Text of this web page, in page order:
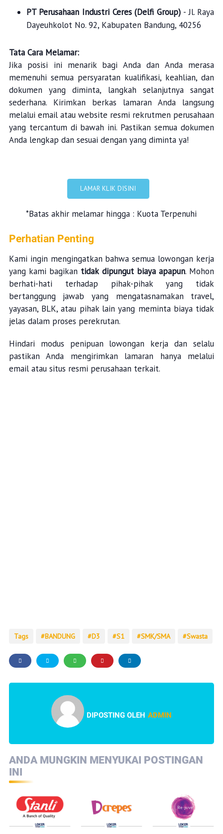
PT Perusahaan Industri Ceres (Delfi Group) - Jl. Raya
Dayeuhkolot No. 92, Kabupaten Bandung, 40256
Tata Cara Melamar:
Jika posisi ini menarik bagi Anda dan Anda merasa
memenuhi semua persyaratan kualifikasi, keahlian, dan
dokumen yang diminta, langkah selanjutnya sangat
sederhana. Kirimkan berkas lamaran Anda langsung
melalui email atau website resmi rekrutmen perusahaan
yang tercantum di bawah ini. Pastikan semua dokumen
Anda lengkap dan sesuai dengan yang diminta ya!
LAMAR KLIK DISINI
*Batas akhir melamar hingga : Kuota Terpenuhi
Perhatian Penting
Kami ingin mengingatkan bahwa semua lowongan kerja
yang kami bagikan tidak dipungut biaya apapun. Mohon
berhati-hati terhadap pihak-pihak yang tidak
bertanggung jawab yang mengatasnamakan travel,
yayasan, BLK, atau pihak lain yang meminta biaya tidak
jelas dalam proses perekrutan.
Hindari modus penipuan lowongan kerja dan selalu
pastikan Anda mengirimkan lamaran hanya melalui
email atau situs resmi perusahaan terkait.
Tags BANDUNG D3 S1 SMK/SMA Swasta
DIPOSTING OLEH ADMIN
ANDA MUNGKIN MENYUKAI POSTINGAN
INI